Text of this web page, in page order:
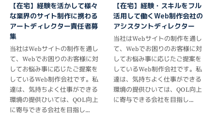
【在宅】経験を活かして様々
な業界のサイト制作に携わる
アートディレクター責任者募
集
当社はWebサイトの制作を通し
て、Webでお困りのお客様に対
してお悩み事に応じたご提案を
しているWeb制作会社です。私
達は、気持ちよく仕事ができる
環境の提供ひいては、QOL向上
に寄与できる会社を目指し...
【在宅】経験・スキルをフル
活用して働くWeb制作会社の
アシスタントディレクター
当社はWebサイトの制作を通し
て、Webでお困りのお客様に対
してお悩み事に応じたご提案を
しているWeb制作会社です。私
達は、気持ちよく仕事ができる
環境の提供ひいては、QOL向上
に寄与できる会社を目指し...